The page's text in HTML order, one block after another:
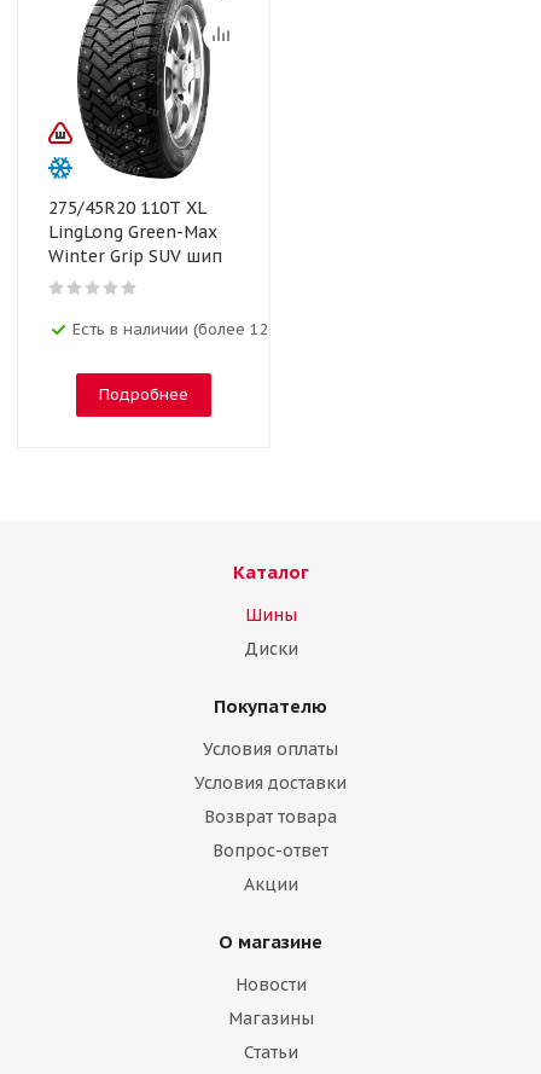
275/45R20 110T XL
LingLong Green-Max
Winter Grip SUV шип
Есть в наличии (более 12)
Подробнее
Каталог
Шины
Диски
Покупателю
Условия оплаты
Условия доставки
Возврат товара
Вопрос-ответ
Акции
О магазине
Новости
Магазины
Статьи